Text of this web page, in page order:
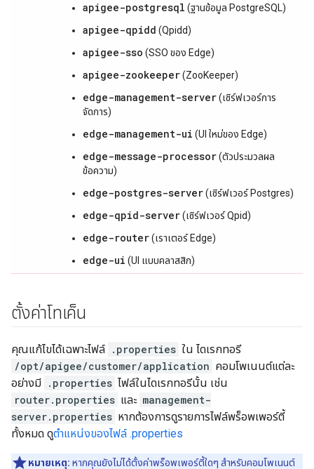
apigee-postgresql (ฐานข้อมูล PostgreSQL)
apigee-qpidd (Qpidd)
apigee-sso (SSO ของ Edge)
apigee-zookeeper(ZooKeeper)
edge-management-server(เซิร์ฟเวอร์การ
จัดการ)
edge-management-ui (UI ใหม่ของ Edge)
edge-message-processor(ตัวประมวลผล
ข้อความ)
edge-postgres-server(เซิร์ฟเวอร์ Postgres)
edge-qpid-server(เซิร์ฟเวอร์ Qpid)
edge-router(เราเตอร์ Edge)
edge-ui (UI แบบคลาสสิก)
ตั้งค่าโทเค็น
คุณแก้ไขได้เฉพาะไฟล์ .properties ใน ไดเรกทอรี
/opt/apigee/customer/application คอมโพเนนต์แต่ละ
อย่างมี .properties ไฟล์ในไดเรกทอรีนั้น เช่น
router.properties และ management-
server.properties หากต้องการดูรายการไฟล์พร็อพเพอร์ตี้
ทั้งหมด ดูตำแหน่งของไฟล์ .properties
หมายเหตุ: หากคุณยังไม่ได้ตั้งค่าพร็อพเพอร์ตี้ใดๆ สำหรับคอมโพเนนต์